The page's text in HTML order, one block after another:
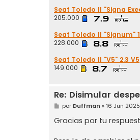
Seat Toledo II "Signa
205.000
Seat Toledo II "Signum"
228.000
Seat Toledo II "V5" 2.3 V5
149.000
Re: Disimular
M
e
n
s
por Duffman » 16 Jun
Gracias por tu